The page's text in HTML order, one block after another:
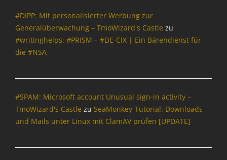
#DIPP: Mit personalisierter Werbung zur
Generalüberwachung – TmoWizard's Castle zu
#writinghelps: #PRISM – #DE-CIX | Ein Bärendienst für
die #NSA
#SPAM: Microsoft account Unusual sign-in activity –
TmoWizard's Castle zu SeaMonkey-Tutorial: Downloads
und Mails unter Linux mit ClamAV prüfen [UPDATE]